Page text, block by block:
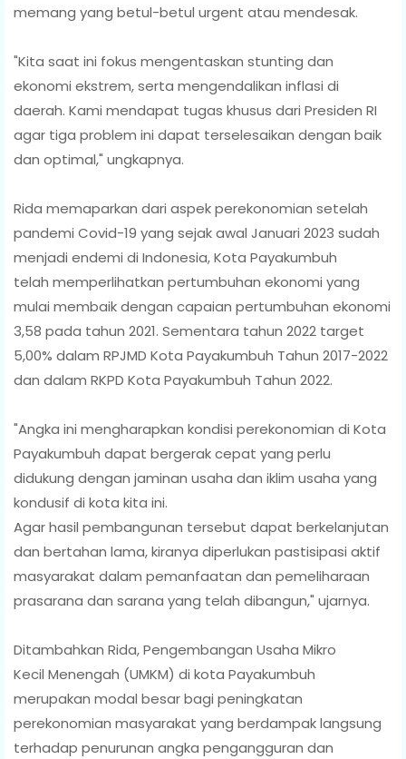
memang yang betul-betul urgent atau mendesak.
"Kita saat ini fokus mengentaskan stunting dan
ekonomi ekstrem, serta mengendalikan inflasi di
daerah. Kami mendapat tugas khusus dari Presiden RI
agar tiga problem ini dapat terselesaikan dengan baik
dan optimal," ungkapnya.
Rida memaparkan dari aspek perekonomian setelah
pandemi Covid-19 yang sejak awal Januari 2023 sudah
menjadi endemi di Indonesia, Kota Payakumbuh
telah memperlihatkan pertumbuhan ekonomi yang
mulai membaik dengan capaian pertumbuhan ekonomi
3,58 pada tahun 2021. Sementara tahun 2022 target
5,00% dalam RPJMD Kota Payakumbuh Tahun 2017-2022
dan dalam RKPD Kota Payakumbuh Tahun 2022.
"Angka ini mengharapkan kondisi perekonomian di Kota
Payakumbuh dapat bergerak cepat yang perlu
didukung dengan jaminan usaha dan iklim usaha yang
kondusif di kota kita ini.
Agar hasil pembangunan tersebut dapat berkelanjutan
dan bertahan lama, kiranya diperlukan pastisipasi aktif
masyarakat dalam pemanfaatan dan pemeliharaan
prasarana dan sarana yang telah dibangun," ujarnya.
Ditambahkan Rida, Pengembangan Usaha Mikro
Kecil Menengah (UMKM) di kota Payakumbuh
merupakan modal besar bagi peningkatan
perekonomian masyarakat yang berdampak langsung
terhadap penurunan angka pengangguran dan